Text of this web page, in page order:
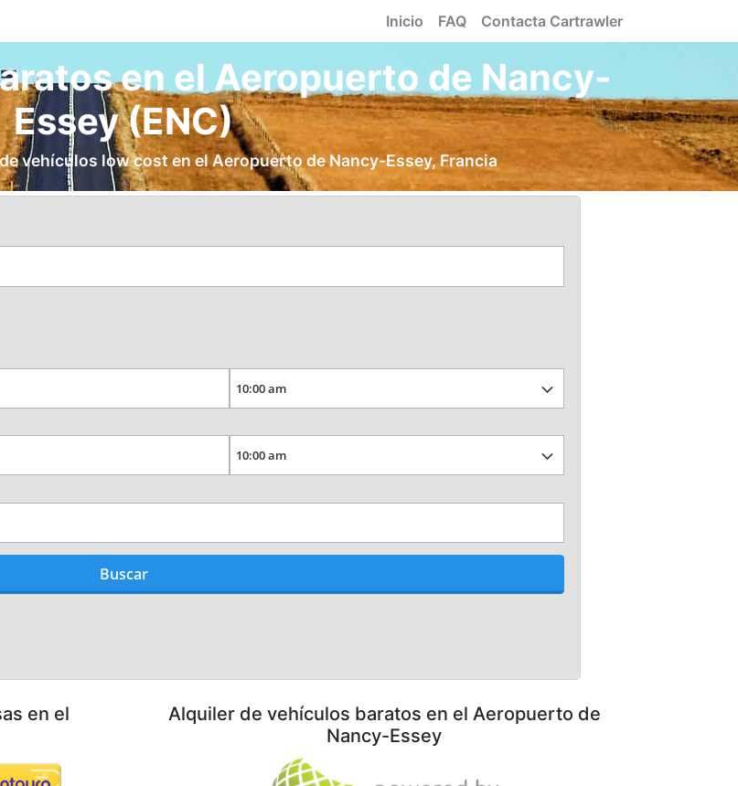
Inicio FAQ Contacta Cartrawler
en el Aeropuerto de Nancy-
Essey (ENC)
vehículos low cost en el Aeropuerto de Nancy-Essey, Francia
en el
Alquiler de vehículos baratos en el Aeropuerto de
Nancy-Essey